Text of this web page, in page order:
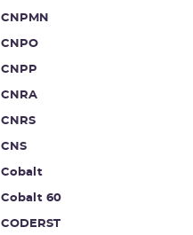
CNPMN
CNPO
CNPP
CNRA
CNRS
CNS
Cobalt
Cobalt 60
CODERST